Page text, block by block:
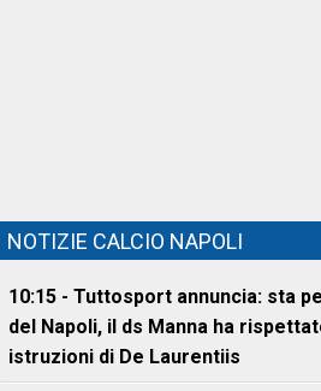
NOTIZIE CALCIO NAPOLI
10:15 - Tuttosport annuncia: sta
del Napoli, il ds Manna ha
istruzioni di De Laurentiis